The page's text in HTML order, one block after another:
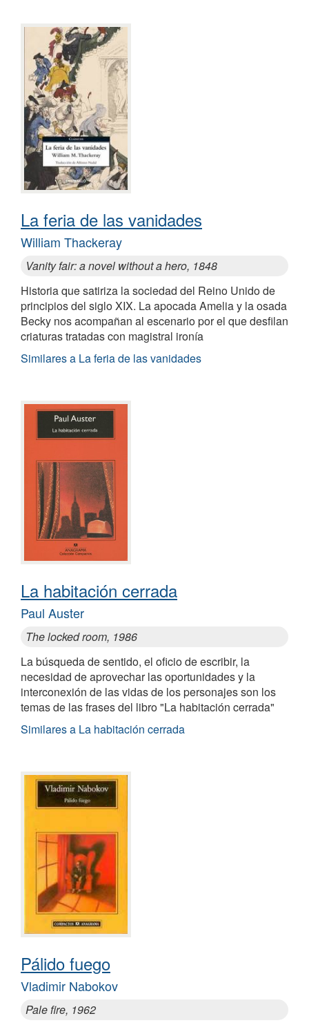
La feria de las vanidades
William Thackeray
Vanity fair: a novel without a hero, 1848
Historia que satiriza la sociedad del Reino Unido de
principios del siglo XIX. La apocada Amelia y la osada
Becky nos acompañan al escenario por el que desfilan
criaturas tratadas con magistral ironía
Similares a La feria de las vanidades
La habitación cerrada
Paul Auster
The locked room, 1986
La búsqueda de sentido, el oficio de escribir, la
necesidad de aprovechar las oportunidades y la
interconexión de las vidas de los personajes son los
temas de las frases del libro "La habitación cerrada"
Similares a La habitación cerrada
Pálido fuego
Vladimir Nabokov
Pale fire, 1962